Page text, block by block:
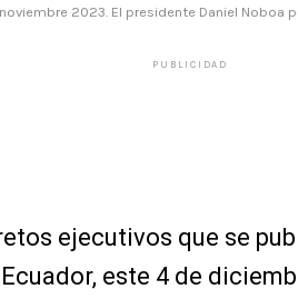
2023. El presidente Daniel Noboa
PUBLICIDAD
ejecutivos que se
este 4 de